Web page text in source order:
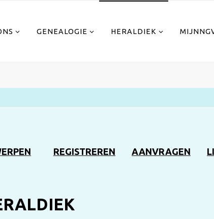
GENEALOGIE HERALDIEK
REGISTREREN AANVRAGEN